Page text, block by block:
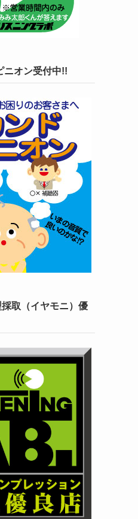
ニオン受付中!!
取（イヤモニ）優